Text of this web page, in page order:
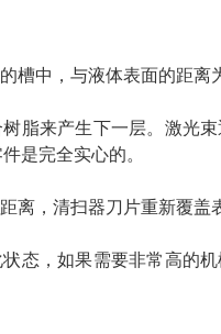
槽中，与液体表面的距离
脂来产生下一层。激光
是完全实心的。
离，清扫器刀片重新覆盖
态，如果需要非常高的